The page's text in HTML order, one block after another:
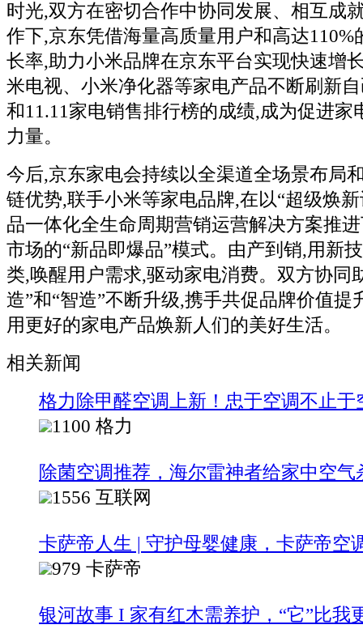
时光,双方在密切合作中协同发展、相互成
作下,京东凭借海量高质量用户和高达110%
长率,助力小米品牌在京东平台实现快速增
米电视、小米净化器等家电产品不断刷新
和11.11家电销售排行榜的成绩,成为促进家
力量。
今后,京东家电会持续以全渠道全场景布局
链优势,联手小米等家电品牌,在以“超级焕
品一体化全生命周期营销运营解决方案推
市场的“新品即爆品”模式。由产到销,用新
类,唤醒用户需求,驱动家电消费。双方协同
造”和“智造”不断升级,携手共促品牌价值提
用更好的家电产品焕新人们的美好生活。
相关新闻
格力除甲醛空调上新！忠于空调不止于
1100 格力
除菌空调推荐，海尔雷神者给家中空气
1556 互联网
卡萨帝人生 | 守护母婴健康，卡萨帝空
979 卡萨帝
银河故事 I 家有红木需养护，“它”比我